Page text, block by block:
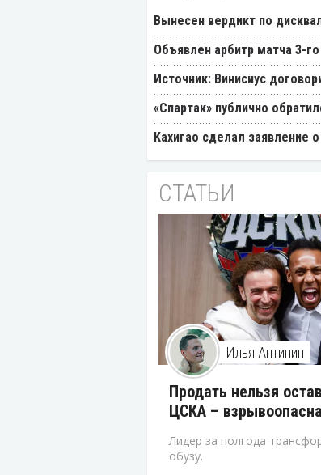
Вынесен вердикт по
Объявлен арбитр матча 3-
Источник: Винисиус
«Спартак» публично
Кахигао сделал заявление
СТАТЬИ
Илья Антипин
Продать нельзя
ЦСКА –
Лидер за полгода
обузу.